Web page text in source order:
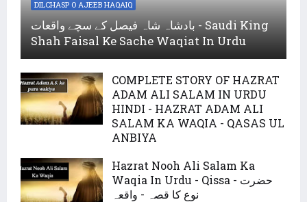
DILCHASP O AJEEB HAQAIQ
بادشاہ شاہ فیصل کے سچے واقعات - Saudi King
Shah Faisal Ke Sache Waqiat In Urdu
COMPLETE STORY OF HAZRAT
ADAM ALI SALAM IN URDU
HINDI - HAZRAT ADAM ALI
SALAM KA WAQIA - QASAS UL
ANBIYA
Hazrat Nooh Ali Salam Ka
Waqia In Urdu - Qissa - حضرت
نوع کا قصہ - واقعہ